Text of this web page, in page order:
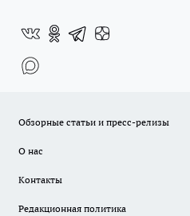
Обзорные статьи и пресс-релизы
О нас
Контакты
Редакционная политика